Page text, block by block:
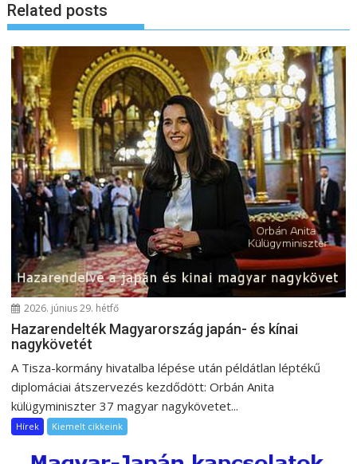
g
y
z
é
s
n
a
v
i
g
á
ó
Related posts
2026. június 29. hétfő
Hazarendelték Magyarország japán- és kínai
nagykövetét
A Tisza-kormány hivatalba lépése után példátlan léptékű
diplomáciai átszervezés kezdődött: Orbán Anita
külügyminiszter 37 magyar nagykövetet...
Hírek Kiemelt cikkeink